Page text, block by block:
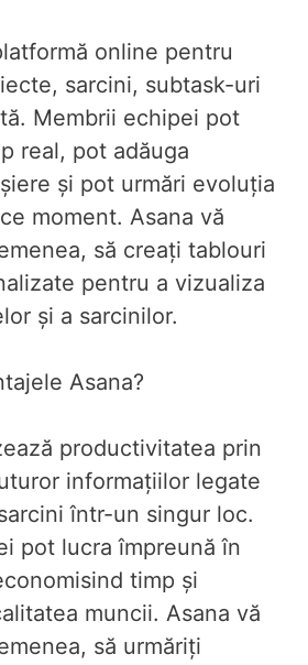
online pentru
sarcini, subtask-uri
Membrii echipei pot
real, pot adăuga
și pot urmări evoluția
moment. Asana vă
să creați tablouri
pentru a vizualiza
și a sarcinilor.
Asana?
productivitatea prin
informațiilor legate
într-un singur loc.
pot lucra împreună în
timp și
muncii. Asana vă
să urmăriți